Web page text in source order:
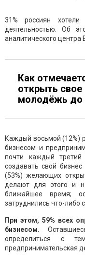
31% россиян хотели
деятельностью. Об
аналитического центра
Как
открыть
молодёжь до
Каждый восьмой (12%)
бизнесом и
почти каждый
создавать свой
(53%) желающих
делают для этого и
ближайшее время;
затруднились что-либо
При этом, 59% всех
бизнесом.
определиться с
предпринимательская